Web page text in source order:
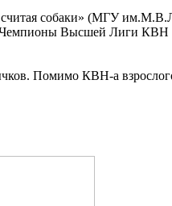
считая собаки» (МГУ
Высшей Лиги КВН
Помимо КВН-а